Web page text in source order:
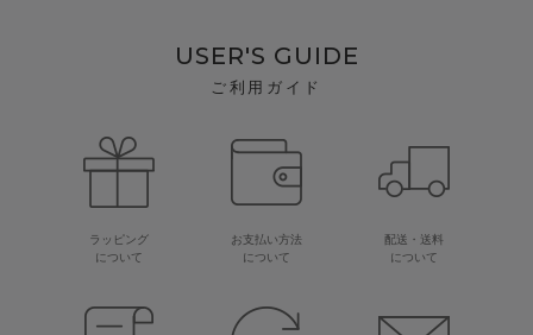
USER'S GUIDE
ご利用ガイド
ラッピング
について
お支払い方法
について
配送・送料
について